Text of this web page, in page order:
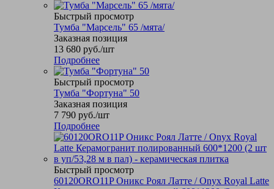
Быстрый просмотр
Тумба "Марсель" 65 /мята/
Заказная позиция
13 680 руб./шт
Подробнее
Быстрый просмотр
Тумба "Фортуна" 50
Заказная позиция
7 790 руб./шт
Подробнее
Быстрый просмотр
60120ORO11P Оникс Роял Латте / Onyx Royal Latte